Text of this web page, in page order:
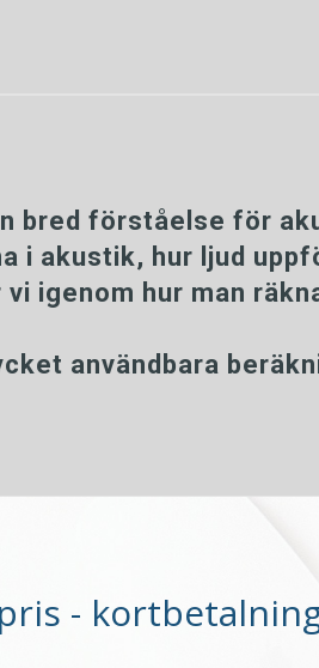
bred förståelse för
i akustik, hur ljud
igenom hur man
användbara
-